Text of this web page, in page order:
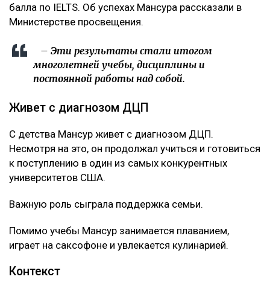
балла по IELTS. Об успехах Мансура рассказали в
Министерстве просвещения.
– Эти результаты стали итогом
многолетней учебы, дисциплины и
постоянной работы над собой.
Живет с диагнозом ДЦП
С детства Мансур живет с диагнозом ДЦП.
Несмотря на это, он продолжал учиться и готовиться
к поступлению в один из самых конкурентных
университетов США.
Важную роль сыграла поддержка семьи.
Помимо учебы Мансур занимается плаванием,
играет на саксофоне и увлекается кулинарией.
Контекст